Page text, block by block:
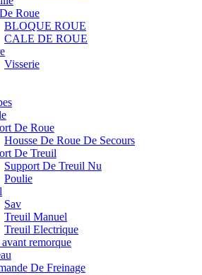
Roue
BLOQUE ROUE
CALE DE ROUE
Visserie
De Roue
Housse De Roue De Secours
De Treuil
Support De Treuil Nu
Poulie
Sav
Treuil Manuel
Treuil Electrique
remorque
De Freinage